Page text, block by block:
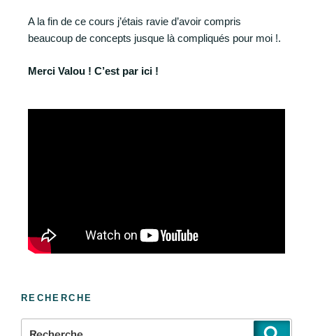
A la fin de ce cours j’étais ravie d’avoir compris
beaucoup de concepts jusque là compliqués pour moi !.
Merci Valou ! C’est par ici !
RECHERCHE